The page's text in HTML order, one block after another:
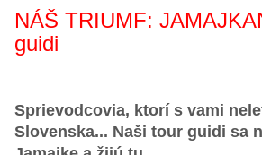
NÁŠ TRIUMF:
guidi
Sprievodcovia, ktorí s vami
Slovenska... Naši tour guidi sa